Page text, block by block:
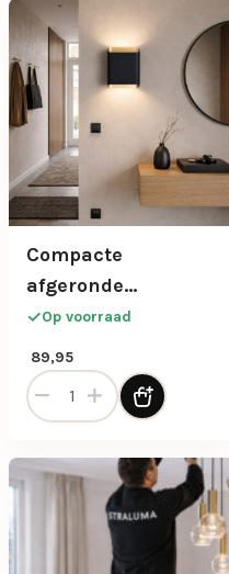
Compacte
afgeronde
wandlamp 2-lichts
in zwart met goud
Op voorraad
89,95
Compacte afgeronde